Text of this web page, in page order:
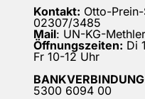
Kontakt: Otto-Prein-
02307/3485
Mail: UN-KG-
Öffnungszeiten: Di
Fr 10-12 Uhr
BANKVERBINDUNG
5300 6094 00